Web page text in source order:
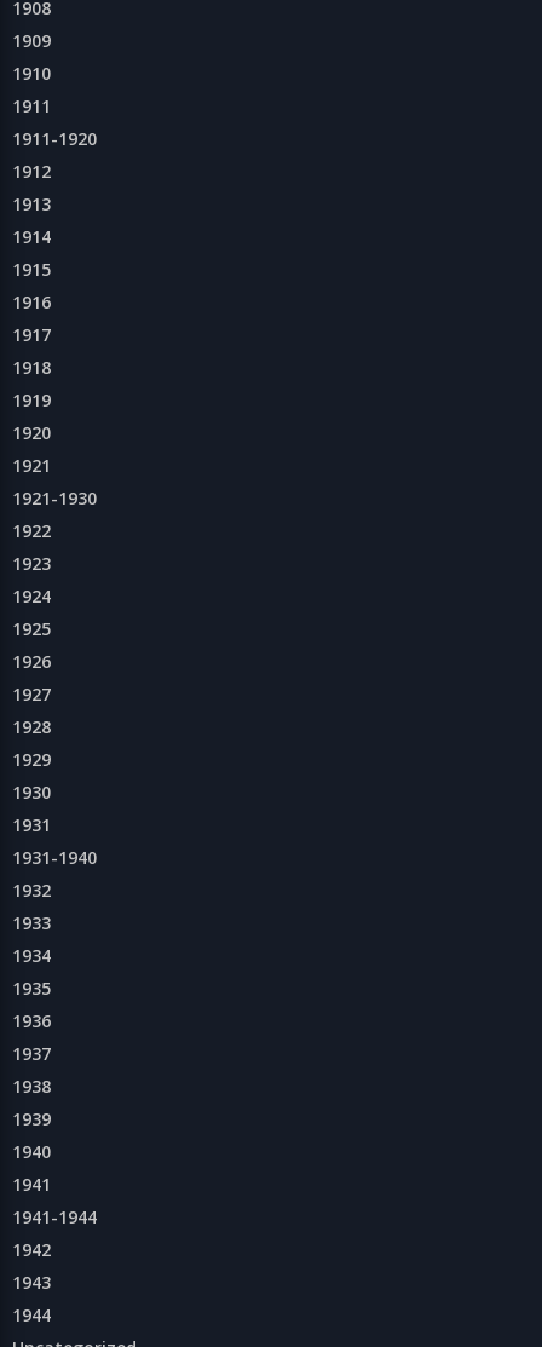
1908
1909
1910
1911
1911-1920
1912
1913
1914
1915
1916
1917
1918
1919
1920
1921
1921-1930
1922
1923
1924
1925
1926
1927
1928
1929
1930
1931
1931-1940
1932
1933
1934
1935
1936
1937
1938
1939
1940
1941
1941-1944
1942
1943
1944